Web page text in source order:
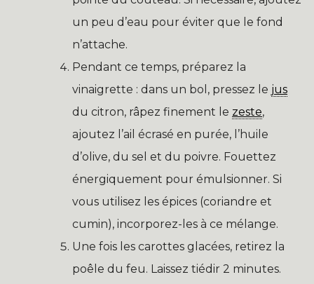
un peu d’eau pour éviter que le fond
n’attache.
Pendant ce temps, préparez la
vinaigrette : dans un bol, pressez le jus
du citron, râpez finement le zeste,
ajoutez l’ail écrasé en purée, l’huile
d’olive, du sel et du poivre. Fouettez
énergiquement pour émulsionner. Si
vous utilisez les épices (coriandre et
cumin), incorporez-les à ce mélange.
Une fois les carottes glacées, retirez la
poêle du feu. Laissez tiédir 2 minutes.